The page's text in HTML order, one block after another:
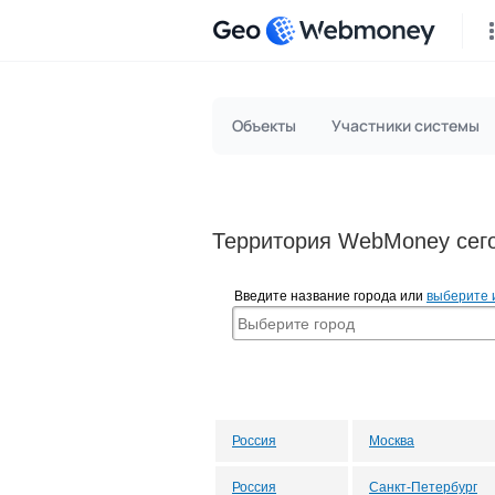
Geo
Объекты Участники системы
Территория WebMoney
Введите название города или выберите
Россия Москва
Россия Санкт-Петербург